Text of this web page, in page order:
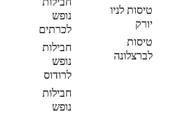
טיסות לניו
יורק
טיסות
לברצלונה
נופש
לכרתים
חבילות
נופש
לרודוס
חבילות
נופש